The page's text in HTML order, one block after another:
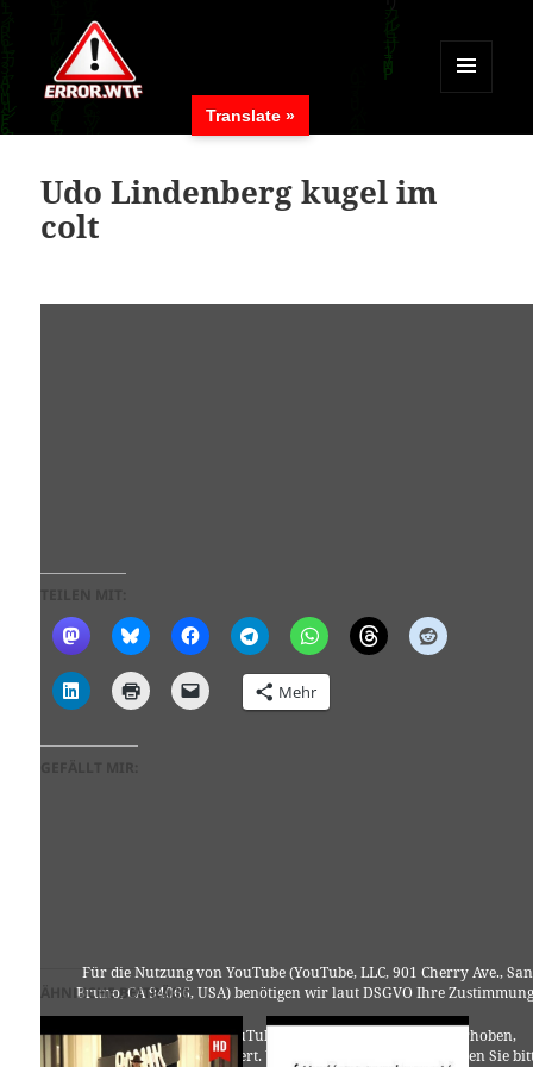
MENÜ
WIDGETS
Udo Lindenberg kugel im
colt
Für die Nutzung von YouTube (YouTube, LLC, 901 Cherry Ave., San
Bruno, CA 94066, USA) benötigen wir laut DSGVO Ihre
Es werden seitens YouTube personenbezogene Daten erhoben,
verarbeitet und gespeichert. Welche Daten genau entnehmen Sie
Mehr
ÄHNLICHE BEITRÄGE
Translate »